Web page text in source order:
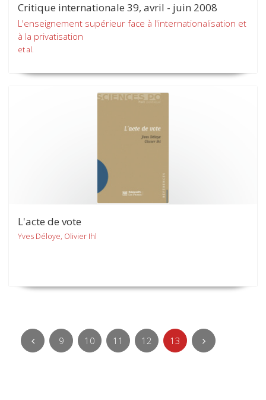
Critique internationale 39, avril - juin 2008
L'enseignement supérieur face à l'internationalisation et
à la privatisation
et al.
L'acte de vote
Yves Déloye, Olivier Ihl
9 10 11 12 13